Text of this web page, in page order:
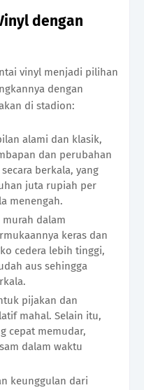
dengan
vinyl menjadi pilihan
dengan
di stadion:
alami dan klasik,
dan perubahan
berkala, yang
juta rupiah per
menengah.
murah dalam
keras dan
cedera lebih tinggi,
aus sehingga
pijakan dan
mahal. Selain itu,
cepat memudar,
dalam waktu
keunggulan dari